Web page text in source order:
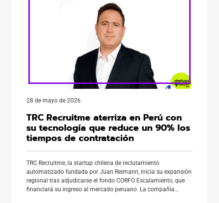
28 de mayo de 2026
TRC Recruitme aterriza en Perú con
su tecnología que reduce un 90% los
tiempos de contratación
TRC Recruitme, la startup chilena de reclutamiento
automatizado fundada por Juan Reimann, inicia su expansión
regional tras adjudicarse el fondo CORFO Escalamiento, que
financiará su ingreso al mercado peruano. La compañía